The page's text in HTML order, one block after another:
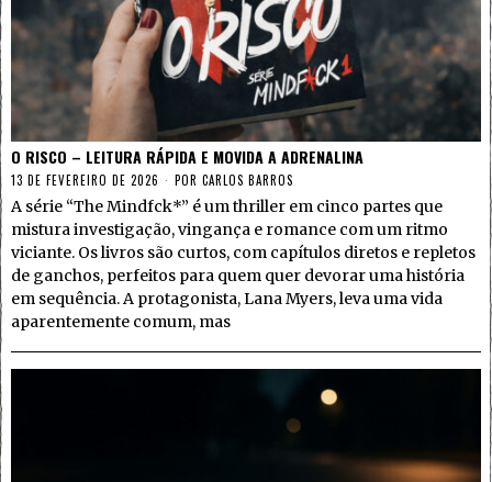
O RISCO – LEITURA RÁPIDA E MOVIDA A ADRENALINA
13 DE FEVEREIRO DE 2026 POR CARLOS BARROS
A série “The Mindfck*” é um thriller em cinco partes que
mistura investigação, vingança e romance com um ritmo
viciante. Os livros são curtos, com capítulos diretos e repletos
de ganchos, perfeitos para quem quer devorar uma história
em sequência. A protagonista, Lana Myers, leva uma vida
aparentemente comum, mas